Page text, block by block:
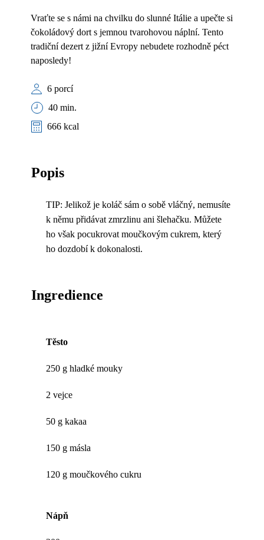
Vraťte se s námi na chvilku do slunné Itálie a upečte si
čokoládový dort s jemnou tvarohovou náplní. Tento
tradiční dezert z jižní Evropy nebudete rozhodně péct
naposledy!
6 porcí
40 min.
666 kcal
Popis
TIP: Jelikož je koláč sám o sobě vláčný, nemusíte
k němu přidávat zmrzlinu ani šlehačku. Můžete
ho však pocukrovat moučkovým cukrem, který
ho dozdobí k dokonalosti.
Ingredience
Těsto
250 g hladké mouky
2 vejce
50 g kakaa
150 g másla
120 g moučkového cukru
Nápň